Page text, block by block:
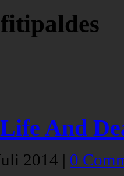
And
2014 | 0